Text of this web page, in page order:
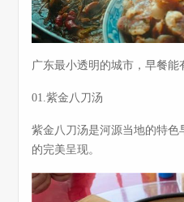
广东最小透明的城市，早餐能
01.紫金八刀汤
紫金八刀汤是河源当地的特
的完美呈现。